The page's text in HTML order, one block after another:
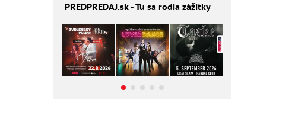
PREDPREDAJ.sk - Tu sa rodia zážitky